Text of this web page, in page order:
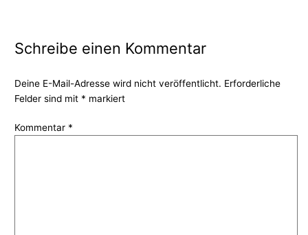
Schreibe einen Kommentar
Deine E-Mail-Adresse wird nicht veröffentlicht. Erforderliche
Felder sind mit * markiert
Kommentar *